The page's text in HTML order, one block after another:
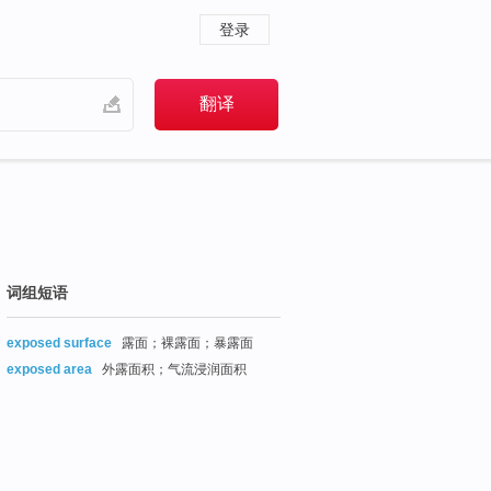
登录
词组短语
exposed surface
露面；裸露面；暴露面
exposed area
外露面积；气流浸润面积